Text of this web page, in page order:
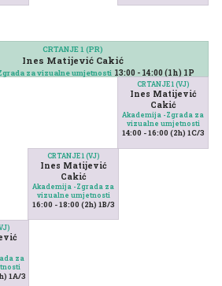
CRTANJE 1 (PR)
Ines Matijević Cakić
za vizualne umjetnosti 13:00 - 14:00 (1h) 1P
CRTANJE 1 (VJ)
Ines Matijević
Cakić
Akademija -Zgrada za
vizualne umjetnosti
14:00 - 16:00 (2h) 1C/3
CRTANJE 1 (VJ)
Ines Matijević
Cakić
Akademija -Zgrada za
vizualne umjetnosti
16:00 - 18:00 (2h) 1B/3
za
1A/3